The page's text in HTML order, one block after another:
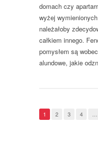
domach czy
wyżej
należałoby
całkiem innego.
pomysłem są
alundowe, jakie
1 2 3 4